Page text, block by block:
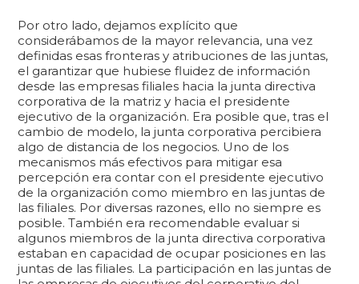
Por otro lado, dejamos explícito que
considerábamos de la mayor relevancia, una vez
definidas esas fronteras y atribuciones de las juntas,
el garantizar que hubiese fluidez de información
desde las empresas filiales hacia la junta directiva
corporativa de la matriz y hacia el presidente
ejecutivo de la organización. Era posible que, tras el
cambio de modelo, la junta corporativa percibiera
algo de distancia de los negocios. Uno de los
mecanismos más efectivos para mitigar esa
percepción era contar con el presidente ejecutivo
de la organización como miembro en las juntas de
las filiales. Por diversas razones, ello no siempre es
posible. También era recomendable evaluar si
algunos miembros de la junta directiva corporativa
estaban en capacidad de ocupar posiciones en las
juntas de las filiales. La participación en las juntas de